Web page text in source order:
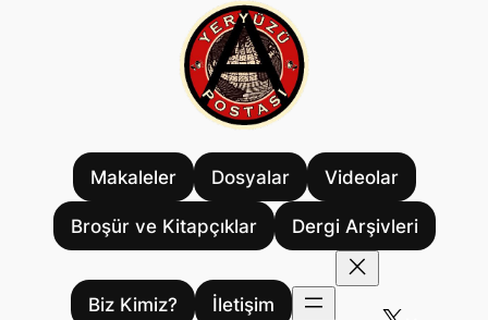
Makaleler Dosyalar Videolar
Broşür ve Kitapçıklar Dergi Arşivleri
Biz Kimiz?
İletişim